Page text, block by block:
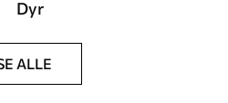
Dyr
ALLE